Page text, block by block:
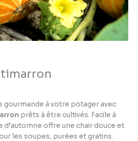
gourmande à votre potager avec
prêts à être cultivés. Facile à
d’automne offre une chair douce et
les soupes, purées et gratins.